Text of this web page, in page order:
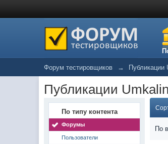
Форум тестировщиков → Публикации
Публикации
По типу контента
Форумы
Пользователи
По